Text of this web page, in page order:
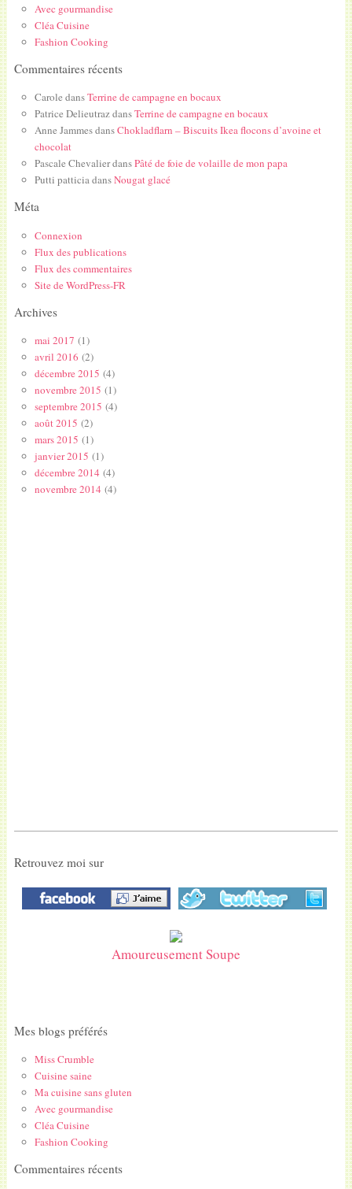
Avec gourmandise
Cléa Cuisine
Fashion Cooking
Commentaires récents
Carole dansTerrine de campagne en bocaux
Patrice DelieutrazdansTerrine de campagne en bocaux
Anne JammesdansChokladflarn – Biscuits Ikea flocons d’avoine et
chocolat
Pascale ChevalierdansPâté de foie de volaille de mon papa
Putti patticiadansNougat glacé
Méta
Connexion
Flux des publications
Flux des commentaires
Site de WordPress-FR
Archives
mai 2017 (1)
avril 2016 (2)
décembre 2015 (4)
novembre 2015 (1)
septembre 2015 (4)
août 2015 (2)
mars 2015 (1)
janvier 2015 (1)
décembre 2014(4)
novembre 2014(4)
Retrouvez moi sur
Amoureusement Soupe
Mes blogs préférés
Miss Crumble
Cuisine saine
Ma cuisine sans gluten
Avec gourmandise
Cléa Cuisine
Fashion Cooking
Commentaires récents